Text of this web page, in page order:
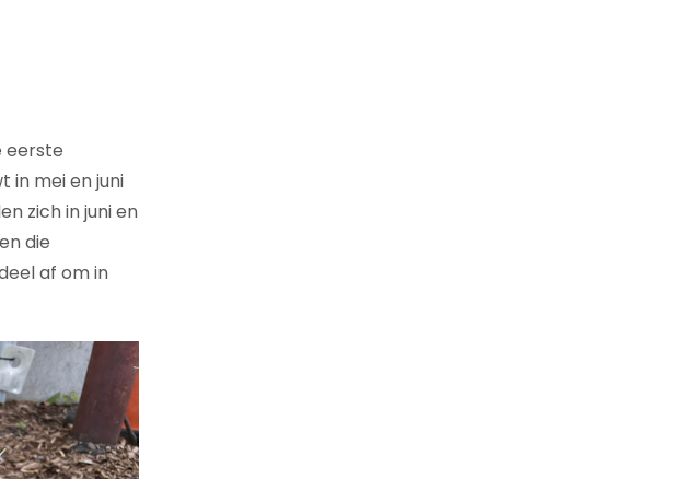
eerste
in mei en juni
zich in juni en
die
af om in